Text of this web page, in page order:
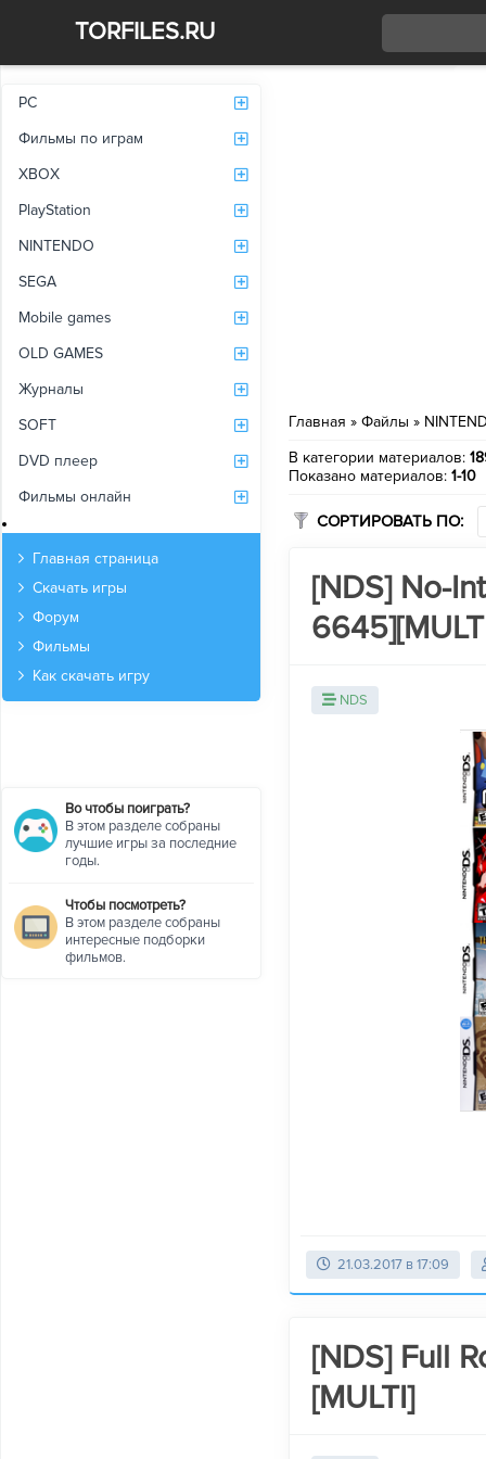
TORFILES.RU
PC
Фильмы по играм
XBOX
PlayStation
NINTENDO
SEGA
Mobile games
OLD GAMES
Журналы
SOFT
DVD плеер
Фильмы онлайн
Главная страница
Скачать игры
Форум
Фильмы
Как скачать игру
Во чтобы поиграть?
В этом разделе собраны
лучшие игры за последние
годы.
Чтобы посмотреть?
В этом разделе собраны
интересные подборки
фильмов.
Главная » Файлы »
В категории материалов:
Показано материалов: 1-10
СОРТИРОВАТЬ ПО:
[NDS] No-
NDS
21.03.2017 в 17:09
[NDS] Full
[MULTI]